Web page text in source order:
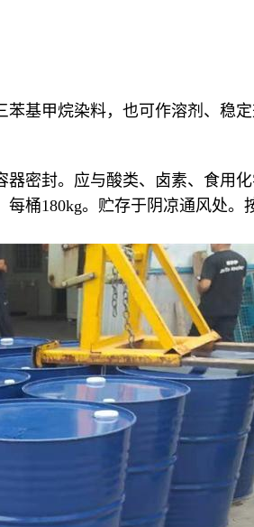
基甲烷染料，也可作溶剂、稳定
密封。应与酸类、卤素、食用
桶180kg。贮存于阴凉通风处。